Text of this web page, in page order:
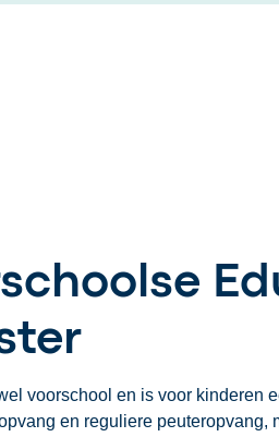
voorschool en is voor kinderen
en reguliere peuteropvang,